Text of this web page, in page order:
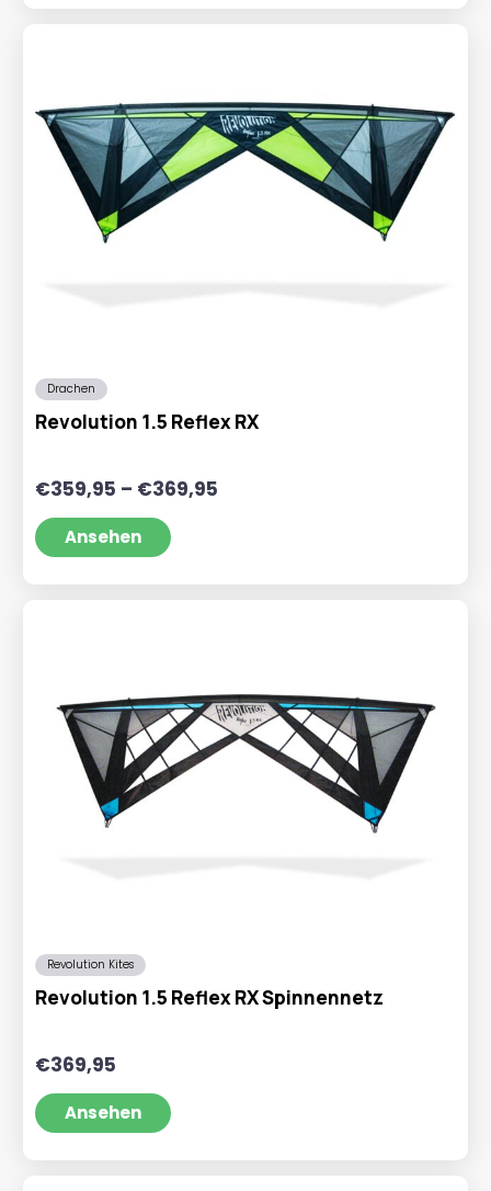
Drachen
Revolution 1.5 Reflex RX
€359,95 – €369,95Preisspanne:
Ansehen
Revolution Kites
Revolution 1.5 Reflex RX Spinnennetz
€369,95
Ansehen